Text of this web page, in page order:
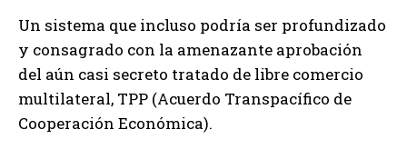
Un sistema que incluso podría ser profundizado
y consagrado con la amenazante aprobación
del aún casi secreto tratado de libre comercio
multilateral, TPP (Acuerdo Transpacífico de
Cooperación Económica).